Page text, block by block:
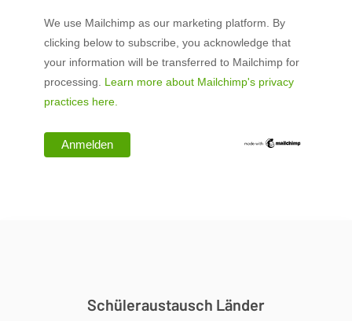
We use Mailchimp as our marketing platform. By
clicking below to subscribe, you acknowledge that
your information will be transferred to Mailchimp for
processing. Learn more about Mailchimp's privacy
practices here.
Schüleraustausch Länder